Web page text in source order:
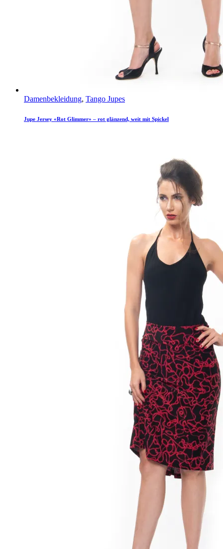
Damenbekleidung, Tango Jupes
Jupe Jersey «Rot Glimmer» – rot glänzend, weit mit Spickel